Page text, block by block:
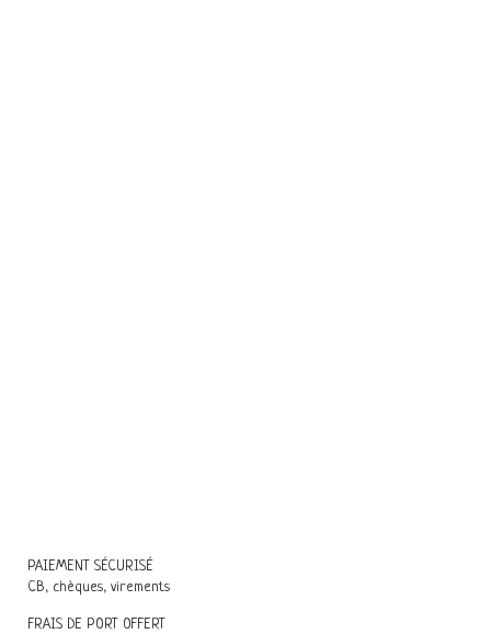
PAIEMENT SÉCURISÉ
CB, chèques, virements
FRAIS DE PORT OFFERT